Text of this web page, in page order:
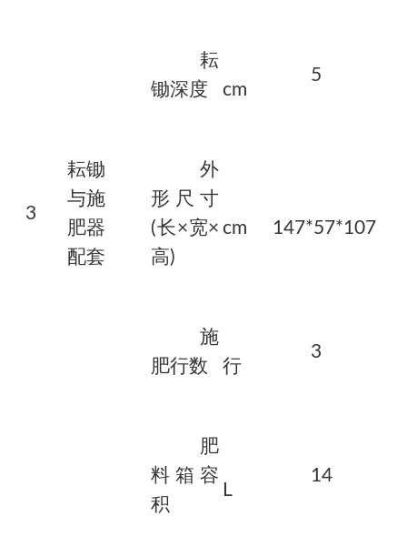
3
耘锄
与施
肥器
配套
耘
锄深度
cm
5
外
形尺寸
(长×宽×
高)
cm 147*57*107
施
肥行数
行
3
肥
料箱容
积
L
14